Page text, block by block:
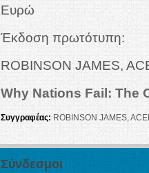
Ευρώ
Έκδοση πρωτότυπη:
ROBINSON JAMES,
Why Nations Fail: The
Συγγραφέας: ROBINSON JAMES,
Σύνδεσμοι